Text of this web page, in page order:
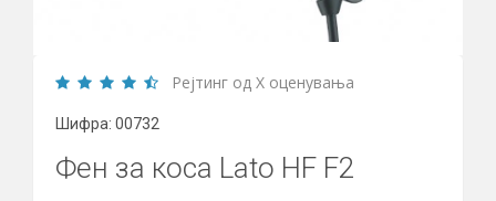
Рејтинг од X оценувања
Шифра: 00732
Фен за коса Lato HF F2